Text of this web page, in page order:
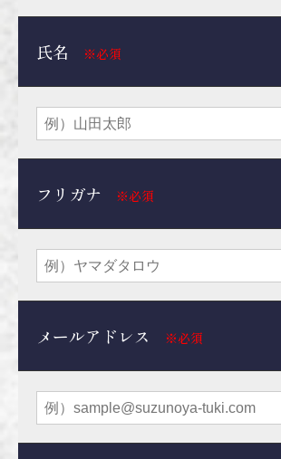
氏名 ※必須
フリガナ ※必須
メールアドレス ※必須